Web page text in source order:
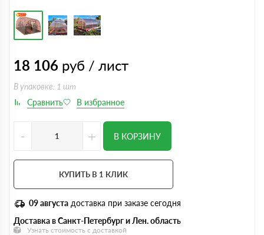
18 106 руб / лист
В упаковке: 1 шт
- + В КОРЗИНУ
КУПИТЬ В 1 КЛИК
09 августа доставка при заказе сегодня
Доставка в Санкт-Петербург и Лен. область
Узнать стоимость с доставкой